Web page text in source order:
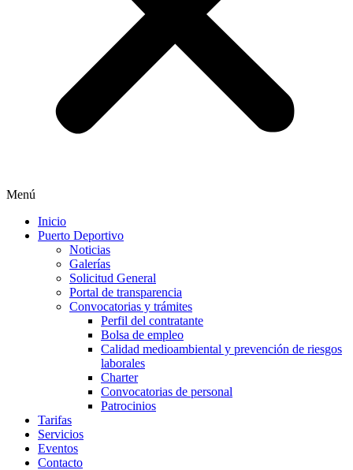
Menú
Inicio
Puerto Deportivo
Noticias
Galerías
Solicitud General
Portal de transparencia
Convocatorias y trámites
Perfil del contratante
Bolsa de empleo
Calidad medioambiental y prevención de riesgos
laborales
Charter
Convocatorias de personal
Patrocinios
Tarifas
Servicios
Eventos
Contacto